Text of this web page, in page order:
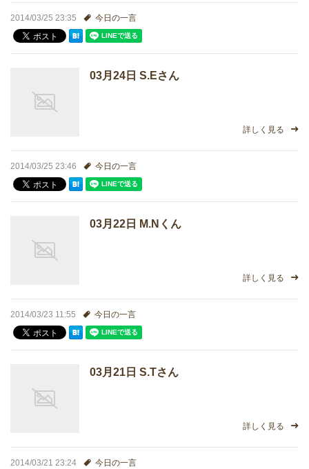
2014/03/25 23:35 今日の一言
03月24日 S.Eさん
詳しく見る
2014/03/25 23:46 今日の一言
03月22日 M.Nくん
詳しく見る
2014/03/23 11:55 今日の一言
03月21日 S.Tさん
詳しく見る
2014/03/21 23:24 今日の一言